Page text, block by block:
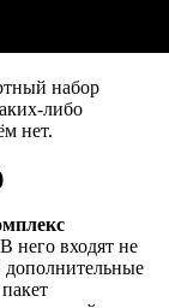
набор
либо
нет.
него входят не
дополнительные